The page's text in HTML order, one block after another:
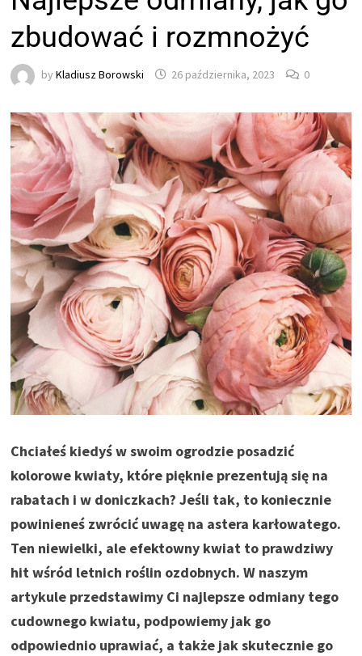
zbudować i rozmnożyć
byKladiusz Borowski 26 października, 2023 0
Chciałeś kiedyś w swoim ogrodzie posadzić
kolorowe kwiaty, które pięknie prezentują się na
rabatach i w doniczkach? Jeśli tak, to koniecznie
powinieneś zwrócić uwagę na astera karłowatego.
Ten niewielki, ale efektowny kwiat to prawdziwy
hit wśród letnich roślin ozdobnych. W naszym
artykule przedstawimy Ci najlepsze odmiany tego
cudownego kwiatu, podpowiemy jak go
odpowiednio uprawiać, a także jak skutecznie go